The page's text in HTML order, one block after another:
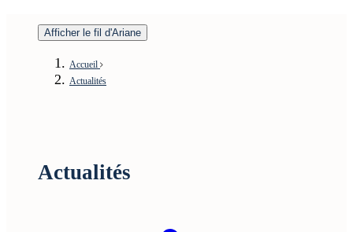
Afficher le fil d'Ariane
Accueil
Actualités
Actualités